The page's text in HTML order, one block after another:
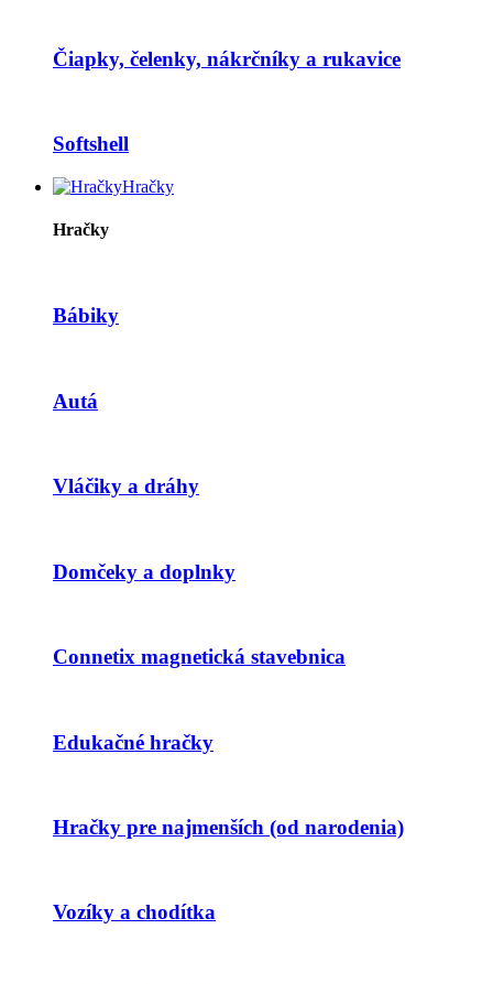
Čiapky, čelenky, nákrčníky a rukavice
Softshell
Hračky
Hračky
Bábiky
Autá
Vláčiky a dráhy
Domčeky a doplnky
Connetix magnetická stavebnica
Edukačné hračky
Hračky pre najmenších (od narodenia)
Vozíky a chodítka